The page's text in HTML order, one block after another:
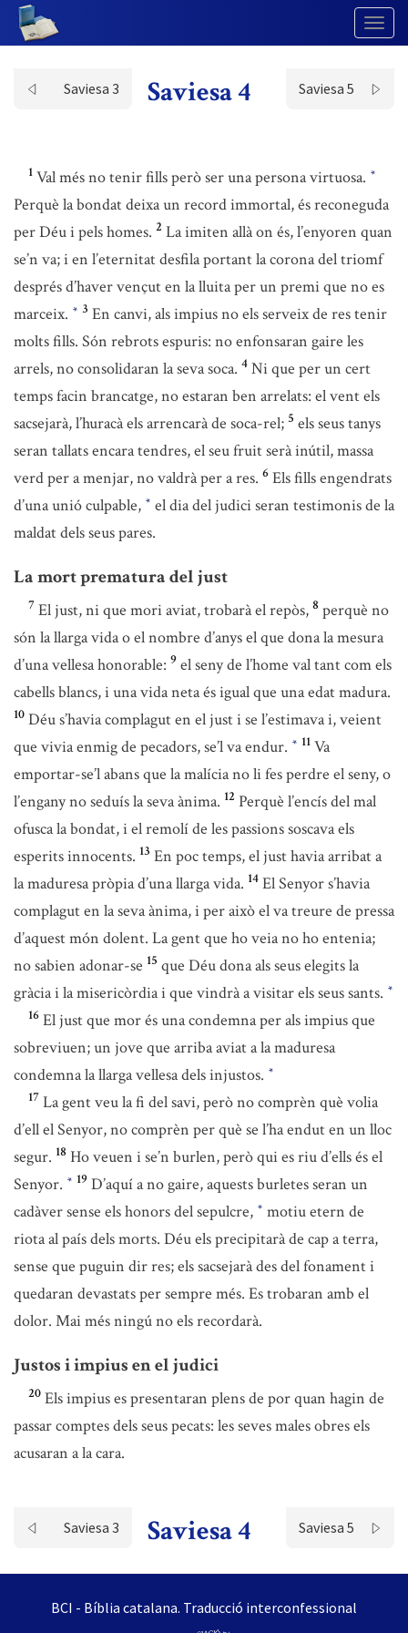
Saviesa 3 Saviesa 4 Saviesa 5
1 Val més no tenir fills però ser una persona virtuosa. *
Perquè la bondat deixa un record immortal, és reconeguda
per Déu i pels homes. 2 La imiten allà on és, l’enyoren quan
se’n va; i en l’eternitat desfila portant la corona del triomf
després d’haver vençut en la lluita per un premi que no es
marceix. * 3 En canvi, als impius no els serveix de res tenir
molts fills. Són rebrots espuris: no enfonsaran gaire les
arrels, no consolidaran la seva soca. 4 Ni que per un cert
temps facin brancatge, no estaran ben arrelats: el vent els
sacsejarà, l’huracà els arrencarà de soca-rel; 5 els seus tanys
seran tallats encara tendres, el seu fruit serà inútil, massa
verd per a menjar, no valdrà per a res. 6 Els fills engendrats
d’una unió culpable, * el dia del judici seran testimonis de la
maldat dels seus pares.
La mort prematura del just
7 El just, ni que mori aviat, trobarà el repòs, 8 perquè no
són la llarga vida o el nombre d’anys el que dona la mesura
d’una vellesa honorable: 9 el seny de l’home val tant com els
cabells blancs, i una vida neta és igual que una edat madura.
10 Déu s’havia complagut en el just i se l’estimava i, veient
que vivia enmig de pecadors, se’l va endur. * 11 Va
emportar-se’l abans que la malícia no li fes perdre el seny, o
l’engany no seduís la seva ànima. 12 Perquè l’encís del mal
ofusca la bondat, i el remolí de les passions soscava els
esperits innocents. 13 En poc temps, el just havia arribat a
la maduresa pròpia d’una llarga vida. 14 El Senyor s’havia
complagut en la seva ànima, i per això el va treure de pressa
d’aquest món dolent. La gent que ho veia no ho entenia;
no sabien adonar-se 15 que Déu dona als seus elegits la
gràcia i la misericòrdia i que vindrà a visitar els seus sants. *
16 El just que mor és una condemna per als impius que
sobreviuen; un jove que arriba aviat a la maduresa
condemna la llarga vellesa dels injustos. *
17 La gent veu la fi del savi, però no comprèn què volia
d’ell el Senyor, no comprèn per què se l’ha endut en un lloc
segur. 18 Ho veuen i se’n burlen, però qui es riu d’ells és el
Senyor. * 19 D’aquí a no gaire, aquests burletes seran un
cadàver sense els honors del sepulcre, * motiu etern de
riota al país dels morts. Déu els precipitarà de cap a terra,
sense que puguin dir res; els sacsejarà des del fonament i
quedaran devastats per sempre més. Es trobaran amb el
dolor. Mai més ningú no els recordarà.
Justos i impius en el judici
20 Els impius es presentaran plens de por quan hagin de
passar comptes dels seus pecats: les seves males obres els
acusaran a la cara.
Saviesa 3 Saviesa 4 Saviesa 5
BCI - Bíblia catalana. Traducció interconfessional